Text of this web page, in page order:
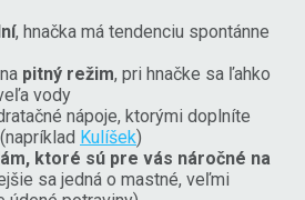
, hnačka má tendenciu spontánne
pitný režim, pri hnačke sa ľahko
vody
nápoje, ktorými doplníte
Kulíšek)
ktoré sú pre vás náročné na
sa jedná o mastné, veľmi